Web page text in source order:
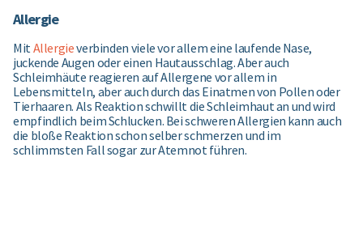
Allergie
Mit Allergieverbinden viele vor allem eine laufende Nase,
juckende Augen oder einen Hautausschlag. Aber auch
Schleimhäute reagieren auf Allergene vor allem in
Lebensmitteln, aber auch durch das Einatmen von Pollen oder
Tierhaaren. Als Reaktion schwillt die Schleimhaut an und wird
empfindlich beim Schlucken. Bei schweren Allergien kann auch
die bloße Reaktion schon selber schmerzen und im
schlimmsten Fall sogar zur Atemnot führen.